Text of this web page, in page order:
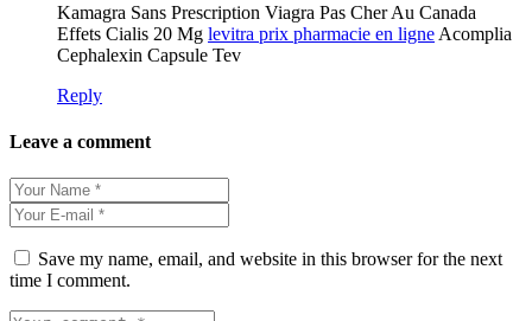
Kamagra Sans Prescription Viagra Pas Cher Au Canada
Effets Cialis 20 Mg levitra prix pharmacie en ligne Acomplia
Cephalexin Capsule Tev
Reply
Leave a comment
Save my name, email, and website in this browser for the next
time I comment.